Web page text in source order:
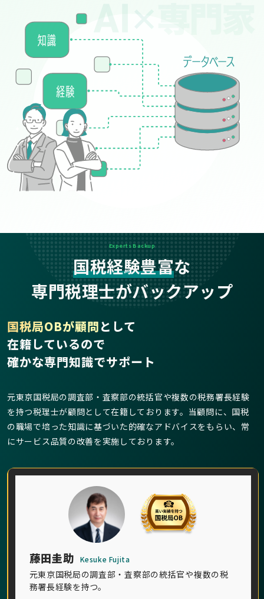
Experts Backup
国税経験豊富な
専門税理士がバックアップ
藤田圭助 Kesuke Fujita
元東京国税局の調査部・査察部の統括官や複数の税
務署長経験を持つ。
国税局OBが顧問として
在籍しているので
確かな専門知識でサポート
元東京国税局の調査部・査察部の統括官や複数の税務署長経験
を持つ税理士が顧問として在籍しております。当顧問に、国税
の職場で培った知識に基づいた的確なアドバイスをもらい、常
にサービス品質の改善を実施しております。